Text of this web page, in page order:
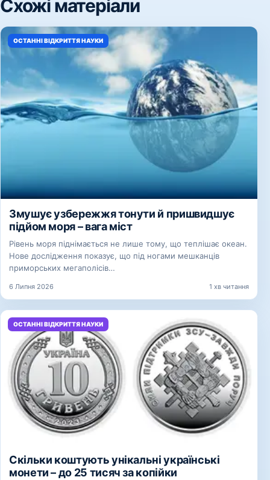
Схожі матеріали
ОСТАННІ ВІДКРИТТЯ НАУКИ
Змушує узбережжя тонути й пришвидшує
підйом моря – вага міст
Рівень моря піднімається не лише тому, що теплішає океан.
Нове дослідження показує, що під ногами мешканців
приморських мегаполісів…
6 Липня 2026 1 хв читання
ОСТАННІ ВІДКРИТТЯ НАУКИ
Скільки коштують унікальні українські
монети – до 25 тисяч за копійки